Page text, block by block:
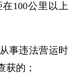
100公里以上
事违法营运时
获的；